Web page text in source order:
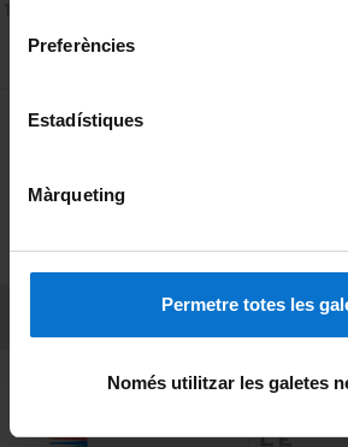
Preferències
Estadístiques
Màrqueting
Permetre totes les
Només utilitzar les galetes
Founder of the Member of the